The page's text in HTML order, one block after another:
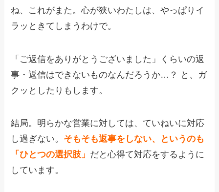
ね、これがまた。心が狭いわたしは、やっぱりイ
ラッときてしまうわけで。
「ご返信をありがとうございました」くらいの返
事・返信はできないものなんだろうか…？ と、ガ
クッとしたりもします。
結局。明らかな営業に対しては、ていねいに対応
し過ぎない。 そもそも返事をしない、というのも
「ひとつの選択肢」 だと心得て対応をするように
しています。